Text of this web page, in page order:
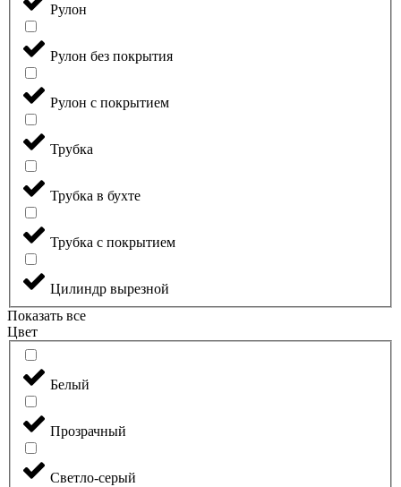
Рулон
Рулон без покрытия
Рулон с покрытием
Трубка
Трубка в бухте
Трубка с покрытием
Цилиндр вырезной
Показать все
Цвет
Белый
Прозрачный
Светло-серый